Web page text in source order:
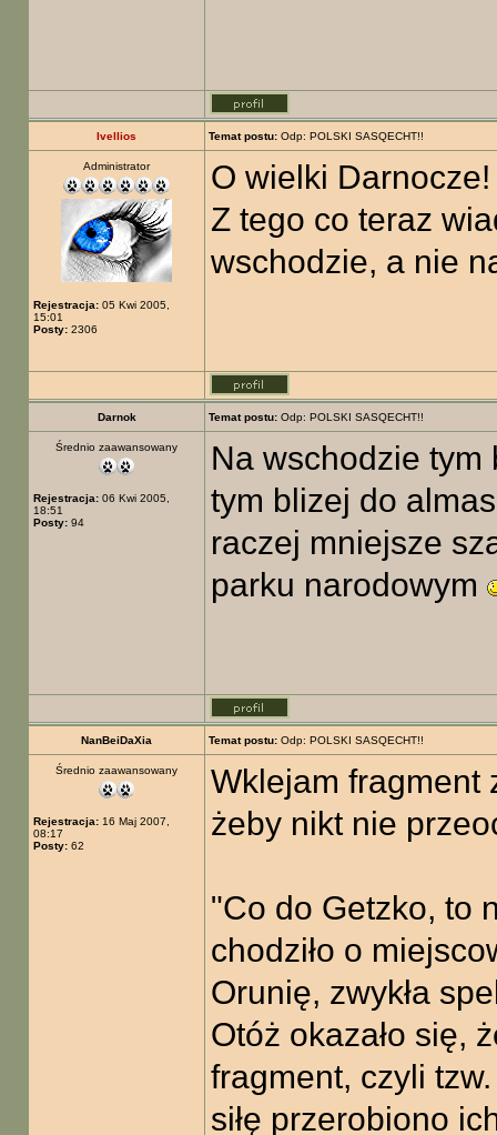
Ivellios Temat postu: Odp: POLSKI SASQECHT!!
Administrator
Rejestracja: 05 Kwi 2005,
15:01
Posty: 2306
O wielki Darnocze!
Z tego co teraz
wschodzie, a nie
Darnok Temat postu: Odp: POLSKI SASQECHT!!
Średnio zaawansowany
Rejestracja: 06 Kwi 2005,
18:51
Posty: 94
Na wschodzie tym
tym blizej do
raczej mniejsze
parku narodowym
NanBeiDaXia Temat postu: Odp: POLSKI SASQECHT!!
Średnio zaawansowany
Rejestracja: 16 Maj 2007,
08:17
Posty: 62
Wklejam fragment
żeby nikt nie
"Co do Getzko, to
chodziło o
Orunię, zwykła
Otóż okazało się,
fragment, czyli
siłę przerobiono